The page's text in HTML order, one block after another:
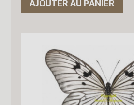
AJOUTER AU PANIER
certain EU countries.
to several countries,
France, have been
suspended.
At this time, the